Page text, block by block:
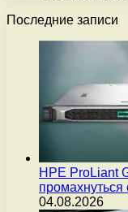
Последние записи
HPE ProLiant
04.08.2026